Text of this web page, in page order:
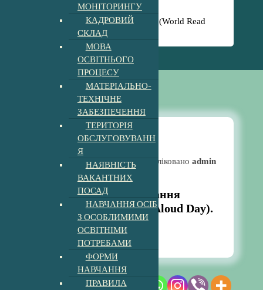
-Новини-
Всесвітній день читання вголос (World Read
Aloud Day).
Опубліковано admin
Всесвітній день читання
вголос (World Read Aloud Day).
12:55 pm 8, Лют, 2024
Щорічно у першу
МОНІТОРИНГУ
КАДРОВИЙ
СКЛАД
МОВА
ОСВІТНЬОГО
ПРОЦЕСУ
МАТЕРІАЛЬНО-
ТЕХНІЧНЕ
ЗАБЕЗПЕЧЕННЯ
ТЕРИТОРІЯ
ОБСЛУГОВУВАНН
Я
НАЯВНІСТЬ
ВАКАНТНИХ
ПОСАД
НАВЧАННЯ ОСІБ
З ОСОБЛИМИМИ
ОСВІТНІМИ
ПОТРЕБАМИ
ФОРМИ
НАВЧАННЯ
ПРАВИЛА